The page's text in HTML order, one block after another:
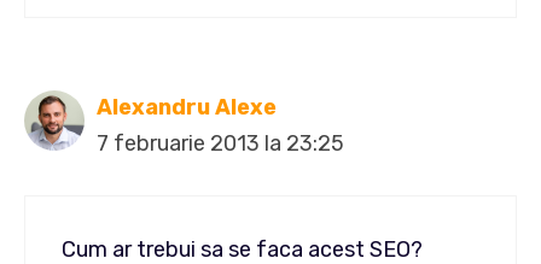
Alexandru Alexe
7 februarie 2013 la 23:25
Cum ar trebui sa se faca acest SEO?